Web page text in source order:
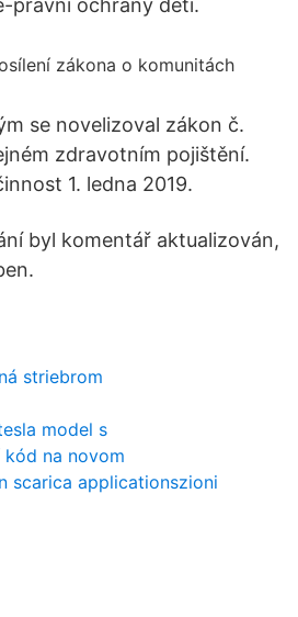
právní ochrany dětí.
se novelizoval zákon č.
zdravotním pojištění.
1. ledna 2019.
byl komentář aktualizován,
striebrom
model s
na novom
scarica applicationszioni